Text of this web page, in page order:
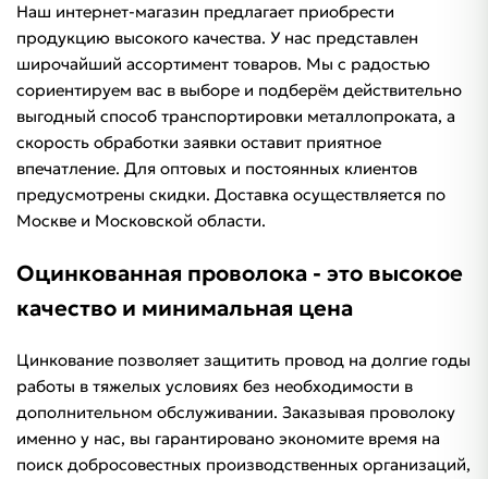
Наш интернет-магазин предлагает приобрести
продукцию высокого качества. У нас представлен
широчайший ассортимент товаров. Мы с радостью
сориентируем вас в выборе и подберём действительно
выгодный способ транспортировки металлопроката, а
скорость обработки заявки оставит приятное
впечатление. Для оптовых и постоянных клиентов
предусмотрены скидки. Доставка осуществляется по
Москве и Московской области.
Оцинкованная проволока - это высокое
качество и минимальная цена
Цинкование позволяет защитить провод на долгие годы
работы в тяжелых условиях без необходимости в
дополнительном обслуживании. Заказывая проволоку
именно у нас, вы гарантировано экономите время на
поиск добросовестных производственных организаций,